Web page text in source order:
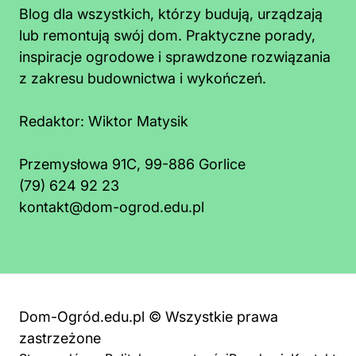
Blog dla wszystkich, którzy budują, urządzają
lub remontują swój dom. Praktyczne porady,
inspiracje ogrodowe i sprawdzone rozwiązania
z zakresu budownictwa i wykończeń.
Redaktor: Wiktor Matysik
Przemysłowa 91C, 99-886 Gorlice
(79) 624 92 23
kontakt@dom-ogrod.edu.pl
Dom-Ogród.edu.pl © Wszystkie prawa
zastrzeżone